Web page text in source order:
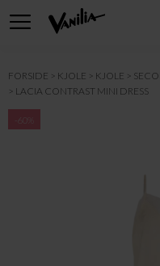
FORSIDE KJOLE KJOLE
LACIA CONTRAST MINI DRESS
-60%